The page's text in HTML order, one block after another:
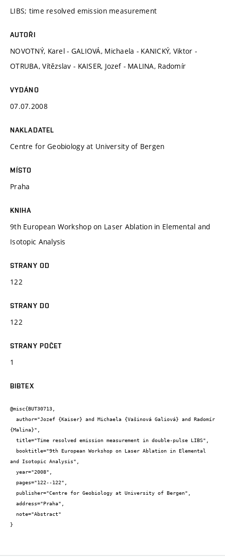
LIBS; time resolved emission measurement
AUTOŘI
NOVOTNÝ, Karel - GALIOVÁ, Michaela - KANICKÝ, Viktor -
OTRUBA, Vítězslav - KAISER, Jozef - MALINA, Radomír
VYDÁNO
07.07.2008
NAKLADATEL
Centre for Geobiology at University of Bergen
MÍSTO
Praha
KNIHA
9th European Workshop on Laser Ablation in Elemental and
Isotopic Analysis
STRANY OD
122
STRANY DO
122
STRANY POČET
1
BIBTEX
@misc{BUT30713,
{Malina}",
and Isotopic Analysis",
}